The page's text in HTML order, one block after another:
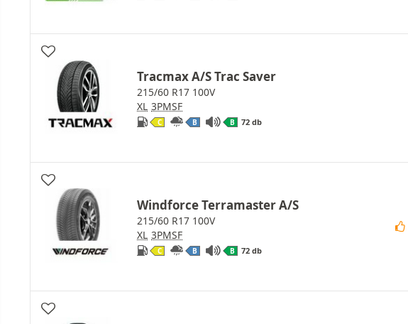
Tracmax A/S Trac Saver
215/60 R17 100V
XL 3PMSF
C B B 72 db
Windforce Terramaster A/S
215/60 R17 100V
XL 3PMSF
C B B 72 db